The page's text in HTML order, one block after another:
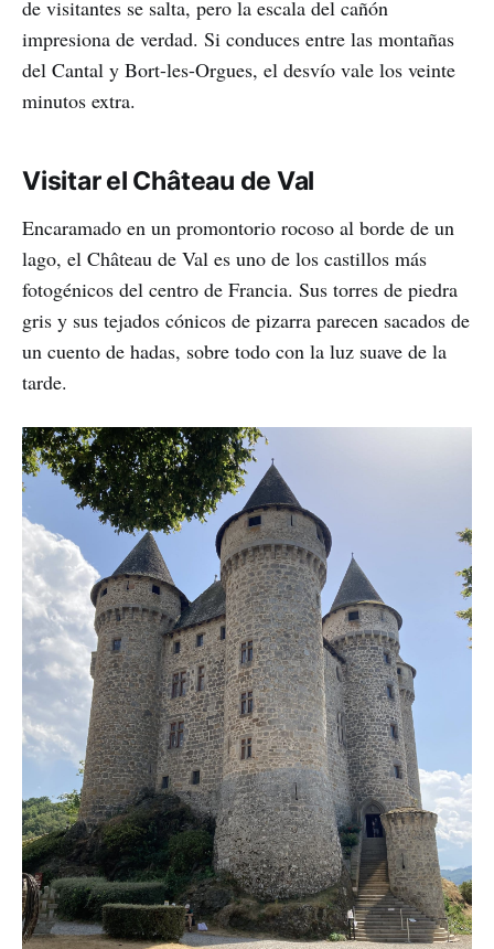
de visitantes se salta, pero la escala del cañón
impresiona de verdad. Si conduces entre las montañas
del Cantal y Bort-les-Orgues, el desvío vale los veinte
minutos extra.
Visitar el Château de Val
Encaramado en un promontorio rocoso al borde de un
lago, el Château de Val es uno de los castillos más
fotogénicos del centro de Francia. Sus torres de piedra
gris y sus tejados cónicos de pizarra parecen sacados de
un cuento de hadas, sobre todo con la luz suave de la
tarde.